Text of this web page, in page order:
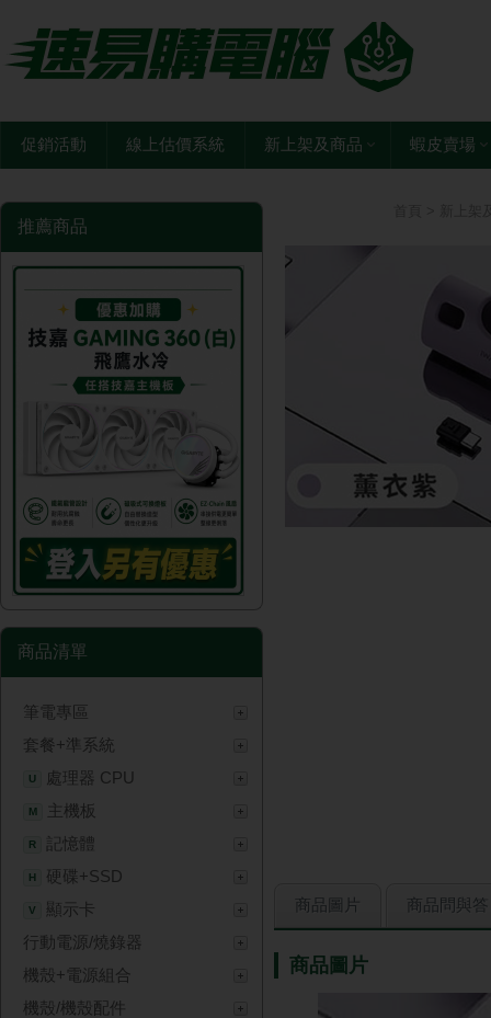
促銷活動 線上估價系統 新上架及商品 蝦皮賣場
推薦商品
商品清單
筆電專區
套餐+準系統
U 處理器 CPU
M 主機板
R 記憶體
H 硬碟+SSD
V
顯示卡
行動電源/燒錄器
機殼+電源組合
機殼/機殼配件
商品圖片 商品問與答
商品圖片